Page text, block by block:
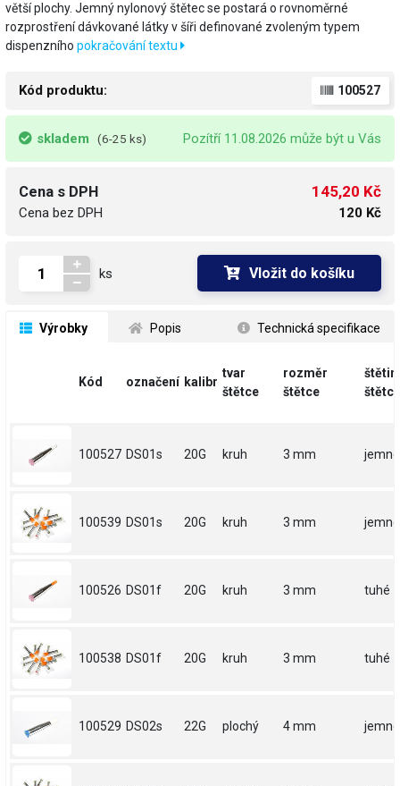
větší plochy. Jemný nylonový štětec se postará o rovnoměrné
rozprostření dávkované látky v šíři definované zvoleným typem
dispenzního pokračování textu
Kód produktu: 100527
skladem (6-25 ks) Pozítří 11.08.2026 může být u Vás
Cena s DPH
Cena bez DPH
145,20 Kč
120 Kč
ks Vložit do košíku
Výrobky Popis Technická specifikace
Kód označení kalibr
tvar
štětce
rozměr
štětce
štětce
100527 DS01s 20G kruh 3 mm jemné
100539 DS01s 20G kruh 3 mm jemné
100526 DS01f 20G kruh 3 mm tuhé
100538 DS01f 20G kruh 3 mm tuhé
100529 DS02s 22G plochý 4 mm jemné